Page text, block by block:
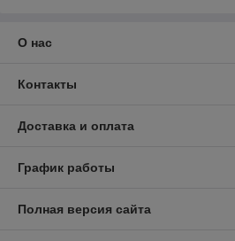
О нас
Контакты
Доставка и оплата
График работы
Полная версия сайта